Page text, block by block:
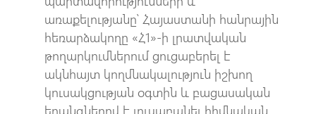
առաքելությանը՝ Հայաստանի հանրային
հեռարձակողը «Հ1»-ի լրատվական
թողարկումներում ցուցաբերել է
ակնհայտ կողմնակալություն իշխող
կուսակցության օգտին և բացասական
երանգներով է լուսաբանել հիմնական